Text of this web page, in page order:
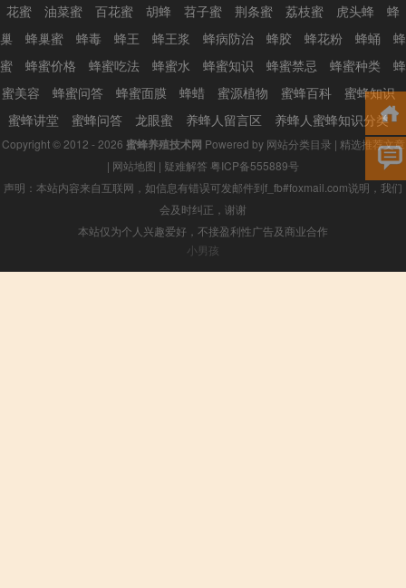
花蜜
油菜蜜 百花蜜 胡蜂 苕子蜜 荆条蜜 荔枝蜜 虎头蜂
蜂
巢
蜂巢蜜 蜂毒 蜂王 蜂王浆 蜂病防治 蜂胶 蜂花粉 蜂蛹
蜂
蜜
蜂蜜价格 蜂蜜吃法 蜂蜜水 蜂蜜知识 蜂蜜禁忌 蜂蜜种类
蜂
蜜美容
蜂蜜问答 蜂蜜面膜 蜂蜡 蜜源植物 蜜蜂百科
蜜蜂知识
蜜蜂讲堂
蜜蜂问答 龙眼蜜 养蜂人留言区 养蜂人蜜蜂知识分类
Copyright © 2012 - 2026 蜜蜂养殖技术网 Powered by 网站分类目录 | 精选推荐文章
| 网站地图 | 疑难解答 粤ICP备555889号
声明：本站内容来自互联网，如信息有错误可发邮件到f_fb#foxmail.com说明，我们
会及时纠正，谢谢
本站仅为个人兴趣爱好，不接盈利性广告及商业合作
小男孩